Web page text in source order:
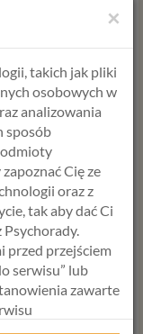
dla siebie, aby
nas, i konsultacja
brać udziału w
Ci się spodoba
możesz
razy w tygodniu,
tym decydujesz.
×
takich jak pliki
osobowych w
analizowania
sposób
Cię ze
oraz z
tak aby dać Ci
przed przejściem
serwisu” lub
zawarte